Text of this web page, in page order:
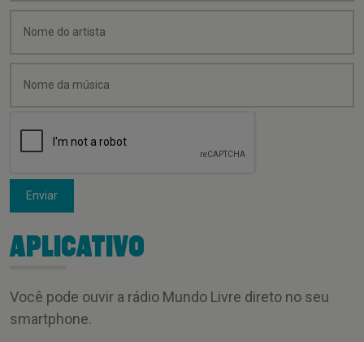
Enviar
APLICATIVO
Você pode ouvir a rádio Mundo Livre direto no seu
smartphone.